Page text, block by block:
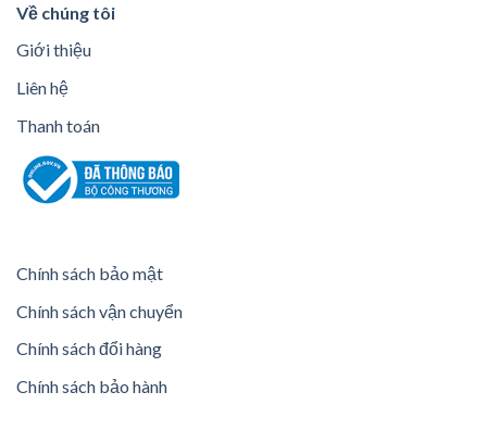
Về chúng tôi
Giới thiệu
Liên hệ
Thanh toán
Chính sách bảo mật
Chính sách vận chuyển
Chính sách đổi hàng
Chính sách bảo hành